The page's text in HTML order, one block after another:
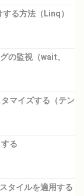
る方法（Linq）
の監視（wait、
マイズする（テン
る
タイルを適用する